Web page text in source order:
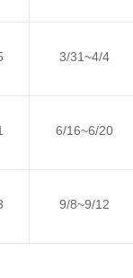
3/31~4/4
6/16~6/20
9/8~9/12